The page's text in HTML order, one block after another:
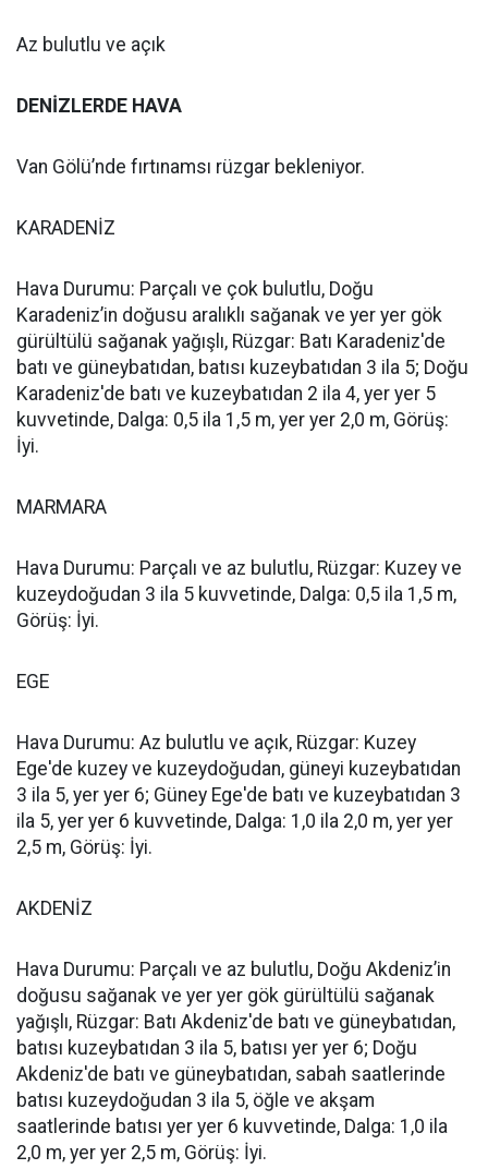
Az bulutlu ve açık
DENİZLERDE HAVA
Van Gölü’nde fırtınamsı rüzgar bekleniyor.
KARADENİZ
Hava Durumu: Parçalı ve çok bulutlu, Doğu
Karadeniz’in doğusu aralıklı sağanak ve yer yer gök
gürültülü sağanak yağışlı, Rüzgar: Batı Karadeniz'de
batı ve güneybatıdan, batısı kuzeybatıdan 3 ila 5; Doğu
Karadeniz'de batı ve kuzeybatıdan 2 ila 4, yer yer 5
kuvvetinde, Dalga: 0,5 ila 1,5 m, yer yer 2,0 m, Görüş:
İyi.
MARMARA
Hava Durumu: Parçalı ve az bulutlu, Rüzgar: Kuzey ve
kuzeydoğudan 3 ila 5 kuvvetinde, Dalga: 0,5 ila 1,5 m,
Görüş: İyi.
EGE
Hava Durumu: Az bulutlu ve açık, Rüzgar: Kuzey
Ege'de kuzey ve kuzeydoğudan, güneyi kuzeybatıdan
3 ila 5, yer yer 6; Güney Ege'de batı ve kuzeybatıdan 3
ila 5, yer yer 6 kuvvetinde, Dalga: 1,0 ila 2,0 m, yer yer
2,5 m, Görüş: İyi.
AKDENİZ
Hava Durumu: Parçalı ve az bulutlu, Doğu Akdeniz’in
doğusu sağanak ve yer yer gök gürültülü sağanak
yağışlı, Rüzgar: Batı Akdeniz'de batı ve güneybatıdan,
batısı kuzeybatıdan 3 ila 5, batısı yer yer 6; Doğu
Akdeniz'de batı ve güneybatıdan, sabah saatlerinde
batısı kuzeydoğudan 3 ila 5, öğle ve akşam
saatlerinde batısı yer yer 6 kuvvetinde, Dalga: 1,0 ila
2,0 m, yer yer 2,5 m, Görüş: İyi.